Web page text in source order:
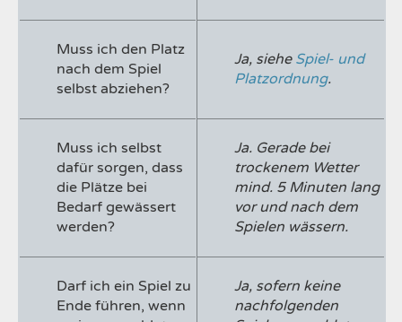
Muss ich den Platz
nach dem Spiel
selbst abziehen?
Ja, siehe Spiel- und
Platzordnung.
Muss ich selbst
dafür sorgen, dass
die Plätze bei
Bedarf gewässert
werden?
Ja. Gerade bei
trockenem Wetter
mind. 5 Minuten lang
vor und nach dem
Spielen wässern.
Darf ich ein Spiel zu
Ende führen, wenn
Ja, sofern keine
nachfolgenden